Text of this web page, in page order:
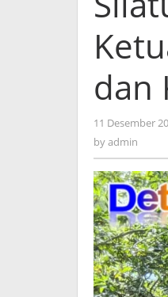
dan
11 Desember
byadmin